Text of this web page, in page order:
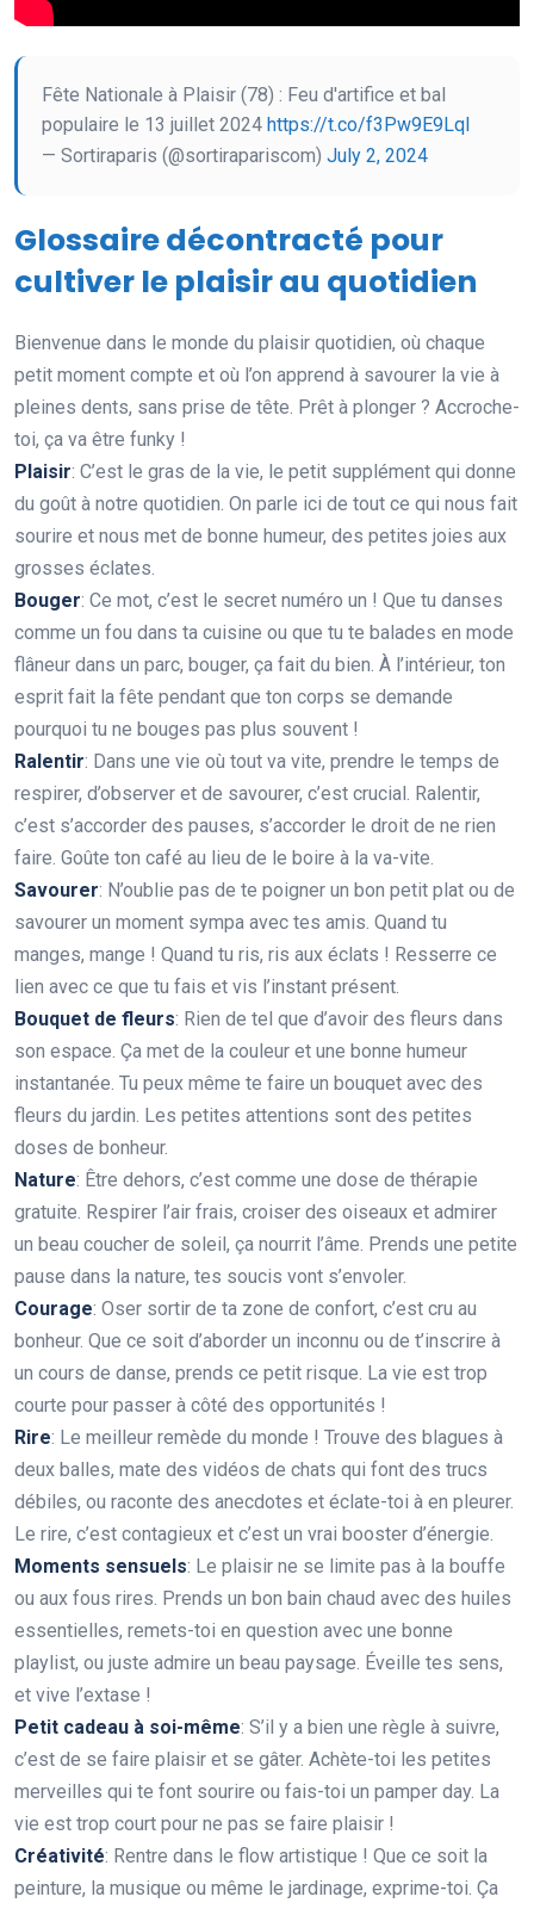
Fête Nationale à Plaisir (78) : Feu d'artifice et bal
populaire le 13 juillet 2024 https://t.co/f3Pw9E9Lql
— Sortiraparis (@sortirapariscom) July 2, 2024
Glossaire décontracté pour
cultiver le plaisir au quotidien
Bienvenue dans le monde du plaisir quotidien, où chaque
petit moment compte et où l’on apprend à savourer la vie à
pleines dents, sans prise de tête. Prêt à plonger ? Accroche-
toi, ça va être funky !
Plaisir: C’est le gras de la vie, le petit supplément qui donne
du goût à notre quotidien. On parle ici de tout ce qui nous fait
sourire et nous met de bonne humeur, des petites joies aux
grosses éclates.
Bouger: Ce mot, c’est le secret numéro un ! Que tu danses
comme un fou dans ta cuisine ou que tu te balades en mode
flâneur dans un parc, bouger, ça fait du bien. À l’intérieur, ton
esprit fait la fête pendant que ton corps se demande
pourquoi tu ne bouges pas plus souvent !
Ralentir: Dans une vie où tout va vite, prendre le temps de
respirer, d’observer et de savourer, c’est crucial. Ralentir,
c’est s’accorder des pauses, s’accorder le droit de ne rien
faire. Goûte ton café au lieu de le boire à la va-vite.
Savourer: N’oublie pas de te poigner un bon petit plat ou de
savourer un moment sympa avec tes amis. Quand tu
manges, mange ! Quand tu ris, ris aux éclats ! Resserre ce
lien avec ce que tu fais et vis l’instant présent.
Bouquet de fleurs: Rien de tel que d’avoir des fleurs dans
son espace. Ça met de la couleur et une bonne humeur
instantanée. Tu peux même te faire un bouquet avec des
fleurs du jardin. Les petites attentions sont des petites
doses de bonheur.
Nature: Être dehors, c’est comme une dose de thérapie
gratuite. Respirer l’air frais, croiser des oiseaux et admirer
un beau coucher de soleil, ça nourrit l’âme. Prends une petite
pause dans la nature, tes soucis vont s’envoler.
Courage: Oser sortir de ta zone de confort, c’est cru au
bonheur. Que ce soit d’aborder un inconnu ou de t’inscrire à
un cours de danse, prends ce petit risque. La vie est trop
courte pour passer à côté des opportunités !
Rire: Le meilleur remède du monde ! Trouve des blagues à
deux balles, mate des vidéos de chats qui font des trucs
débiles, ou raconte des anecdotes et éclate-toi à en pleurer.
Le rire, c’est contagieux et c’est un vrai booster d’énergie.
Moments sensuels: Le plaisir ne se limite pas à la bouffe
ou aux fous rires. Prends un bon bain chaud avec des huiles
essentielles, remets-toi en question avec une bonne
playlist, ou juste admire un beau paysage. Éveille tes sens,
et vive l’extase !
Petit cadeau à soi-même: S’il y a bien une règle à suivre,
c’est de se faire plaisir et se gâter. Achète-toi les petites
merveilles qui te font sourire ou fais-toi un pamper day. La
vie est trop court pour ne pas se faire plaisir !
Créativité: Rentre dans le flow artistique ! Que ce soit la
peinture, la musique ou même le jardinage, exprime-toi. Ça